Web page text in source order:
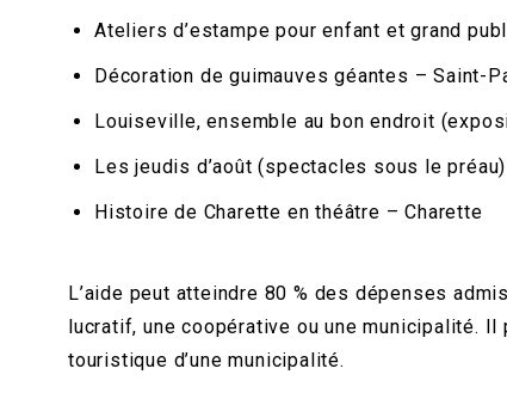
Ateliers d’estampe pour enfant et grand
Décoration de guimauves géantes – Saint-
Louiseville, ensemble au bon endroit
Les jeudis d’août (spectacles sous le
Histoire de Charette en théâtre – Charette
L’aide peut atteindre 80 % des dépenses
lucratif, une coopérative ou une municipalité.
touristique d’une municipalité.